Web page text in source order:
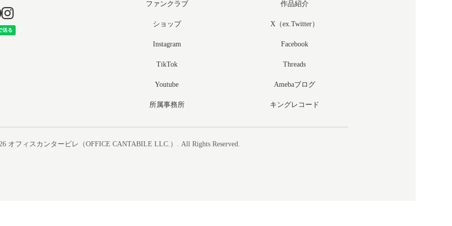
ファンクラブ 作品紹介
ショップ X（ex.Twitter）
Instagram Facebook
TikTok Threads
Youtube Amebaブログ
所属事務所 キングレコード
オフィスカンタービレ（OFFICE CANTABILE LLC.） . All Rights Reserved.